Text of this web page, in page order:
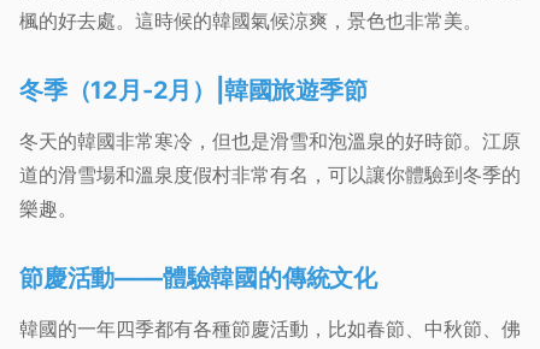
楓的好去處。這時候的韓國氣候涼爽，景色也非常美。
冬季（12月-2月）|韓國旅遊季節
冬天的韓國非常寒冷，但也是滑雪和泡溫泉的好時節。江原
道的滑雪場和溫泉度假村非常有名，可以讓你體驗到冬季的
樂趣。
節慶活動——體驗韓國的傳統文化
韓國的一年四季都有各種節慶活動，比如春節、中秋節、佛